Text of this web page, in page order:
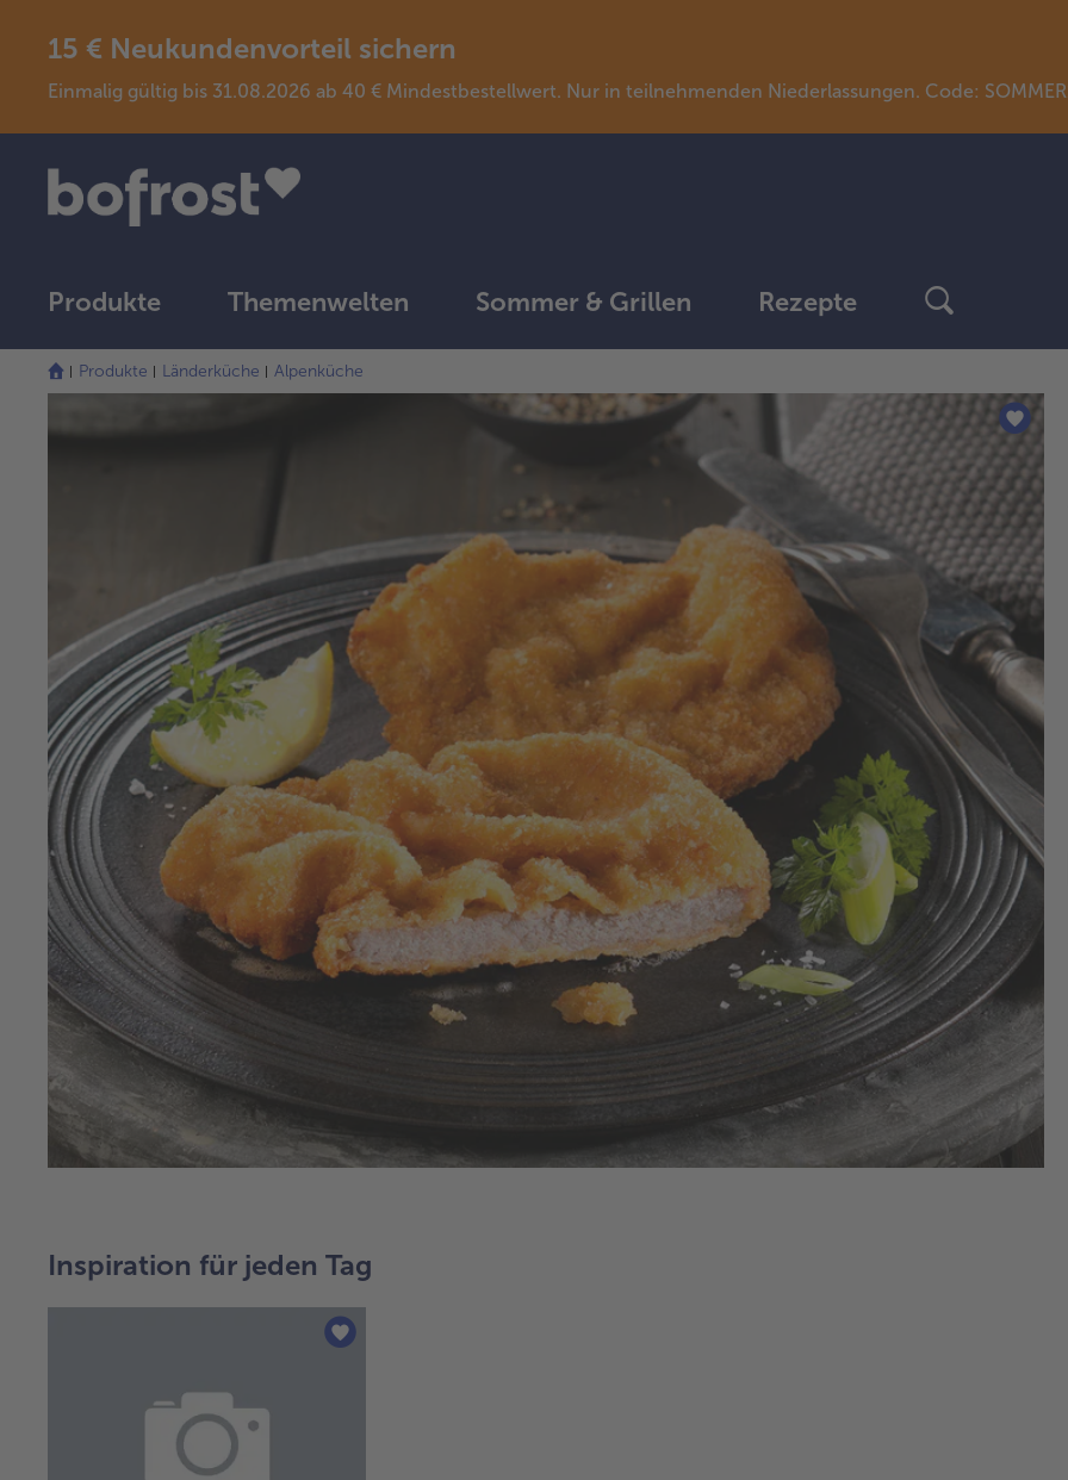
15 € Neukundenvorteil sichern
Einmalig gültig bis 31.08.2026 ab 40 € Mindestbestellwert. Nur in teilnehmenden Niederlassungen. Code:
Produkte Themenwelten Sommer & Grillen Rezepte
Produkte Länderküche Alpenküche
Inspiration für jeden Tag